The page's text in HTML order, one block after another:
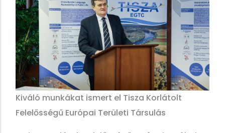
Kiváló munkákat ismert el Tisza Korlátolt
Felelősségű Európai Területi Társulás